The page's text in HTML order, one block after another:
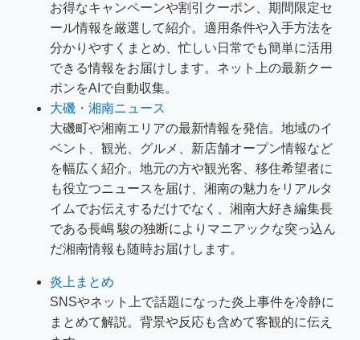
お得なキャンペーンや割引クーポン、期間限定セ
ール情報を厳選して紹介。適用条件や入手方法を
分かりやすくまとめ、忙しい日常でも簡単に活用
できる情報をお届けします。ネット上の最新クー
ポンをAIで自動収集。
大磯・湘南ニュース
大磯町や湘南エリアの最新情報を発信。地域のイ
ベント、観光、グルメ、新店舗オープン情報など
を幅広く紹介。地元の方や観光客、移住希望者に
も役立つニュースを届け、湘南の魅力をリアルタ
イムでお伝えするだけでなく、湘南大好き編集長
である長嶋 駿の独断によりマニアックな突っ込ん
だ湘南情報も随時お届けします。
炎上まとめ
SNSやネット上で話題になった炎上事件を冷静に
まとめて解説。背景や反応も含めて客観的に伝え